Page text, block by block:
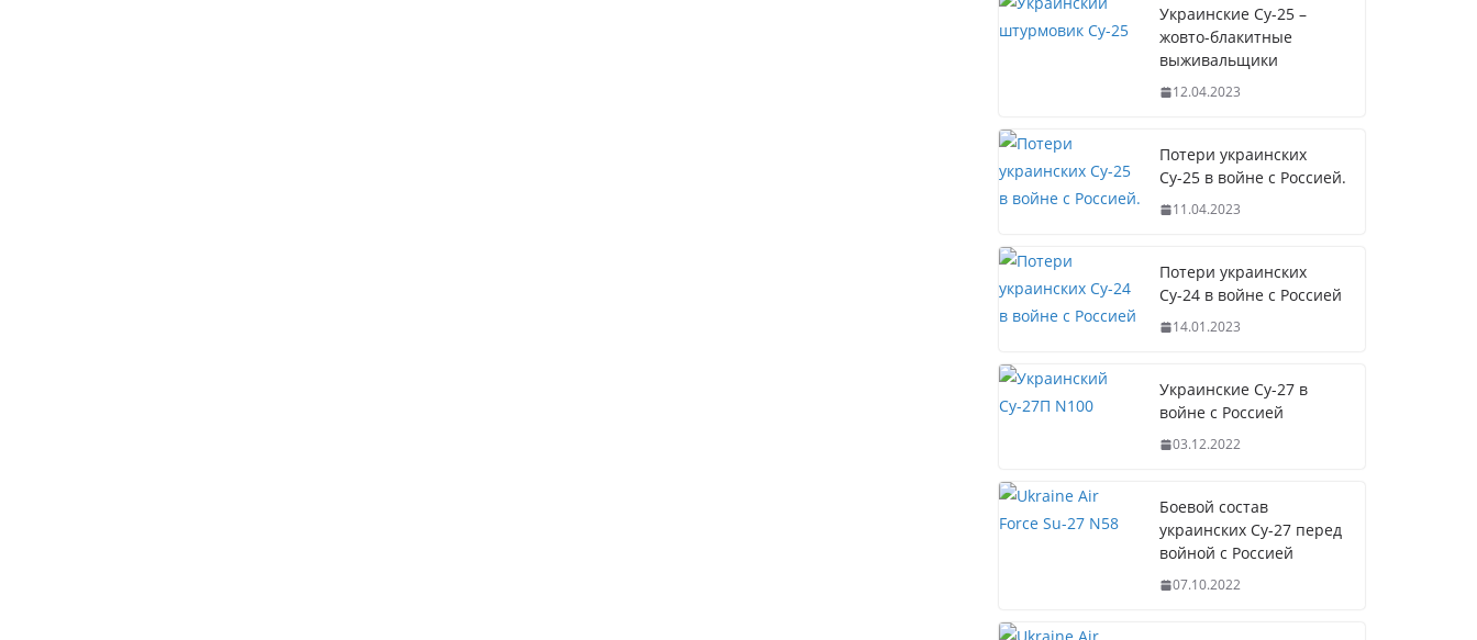
Украинские Су-25 –
жовто-блакитные
выживальщики
12.04.2023
Потери украинских
Су-25 в войне с Россией.
11.04.2023
Потери украинских
Су-24 в войне с Россией
14.01.2023
Украинские Су-27 в
войне с Россией
03.12.2022
Боевой состав
украинских Су-27 перед
войной с Россией
07.10.2022